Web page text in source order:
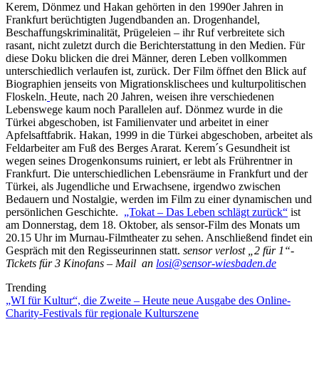
Kerem, Dönmez und Hakan gehörten in den 1990er Jahren in
Frankfurt berüchtigten Jugendbanden an. Drogenhandel,
Beschaffungskriminalität, Prügeleien – ihr Ruf verbreitete sich
rasant, nicht zuletzt durch die Berichterstattung in den Medien. Für
diese Doku blicken die drei Männer, deren Leben vollkommen
unterschiedlich verlaufen ist, zurück. Der Film öffnet den Blick auf
Biographien jenseits von Migrationsklischees und kulturpolitischen
Floskeln. Heute, nach 20 Jahren, weisen ihre verschiedenen
Lebenswege kaum noch Parallelen auf. Dönmez wurde in die
Türkei abgeschoben, ist Familienvater und arbeitet in einer
Apfelsaftfabrik. Hakan, 1999 in die Türkei abgeschoben, arbeitet als
Feldarbeiter am Fuß des Berges Ararat. Kerem´s Gesundheit ist
wegen seines Drogenkonsums ruiniert, er lebt als Frührentner in
Frankfurt. Die unterschiedlichen Lebensräume in Frankfurt und der
Türkei, als Jugendliche und Erwachsene, irgendwo zwischen
Bedauern und Nostalgie, werden im Film zu einer dynamischen und
persönlichen Geschichte. „Tokat – Das Leben schlägt zurück“ ist
am Donnerstag, dem 18. Oktober, als sensor-Film des Monats um
20.15 Uhr im Murnau-Filmtheater zu sehen. Anschließend findet ein
Gespräch mit den Regisseurinnen statt. sensor verlost „2 für 1“-
Tickets für 3 Kinofans – Mail an losi@sensor-wiesbaden.de
Trending
„WI für Kultur“, die Zweite – Heute neue Ausgabe des Online-
Charity-Festivals für regionale Kulturszene